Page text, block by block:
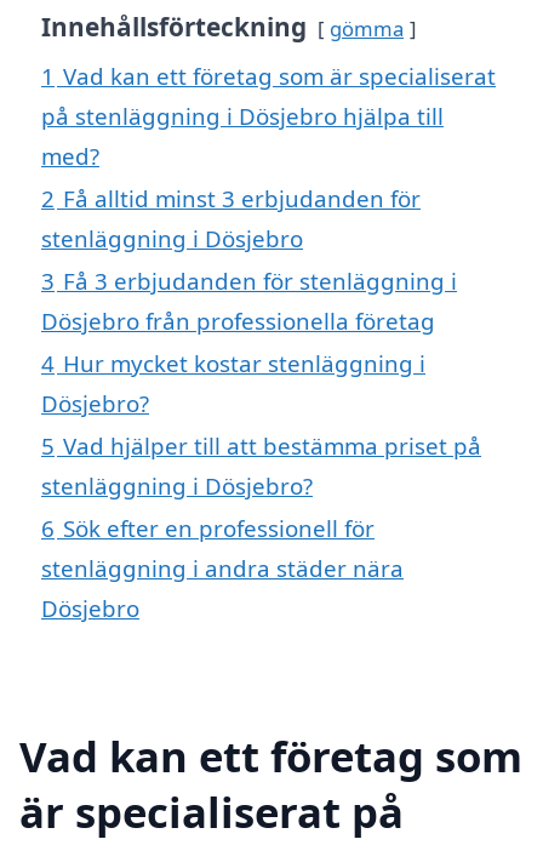
Innehållsförteckning gömma
1 Vad kan ett företag som är specialiserat
på stenläggning i Dösjebro hjälpa till
med?
2 Få alltid minst 3 erbjudanden för
stenläggning i Dösjebro
3 Få 3 erbjudanden för stenläggning i
Dösjebro från professionella företag
4 Hur mycket kostar stenläggning i
Dösjebro?
5 Vad hjälper till att bestämma priset på
stenläggning i Dösjebro?
6 Sök efter en professionell för
stenläggning i andra städer nära
Dösjebro
Vad kan ett företag som
är specialiserat på